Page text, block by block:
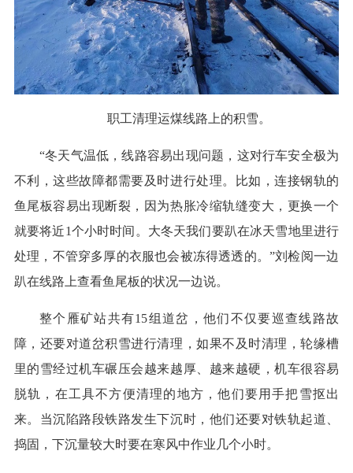
职工清理运煤线路上的积雪。
“冬天气温低，线路容易出现问题，这对行车安全极为
不利，这些故障都需要及时进行处理。比如，连接钢轨的
鱼尾板容易出现断裂，因为热胀冷缩轨缝变大，更换一个
就要将近1个小时时间。大冬天我们要趴在冰天雪地里进行
处理，不管穿多厚的衣服也会被冻得透透的。”刘检阅一边
趴在线路上查看鱼尾板的状况一边说。
整个雁矿站共有15组道岔，他们不仅要巡查线路故
障，还要对道岔积雪进行清理，如果不及时清理，轮缘槽
里的雪经过机车碾压会越来越厚、越来越硬，机车很容易
脱轨，在工具不方便清理的地方，他们要用手把雪抠出
来。当沉陷路段铁路发生下沉时，他们还要对铁轨起道、
捣固，下沉量较大时要在寒风中作业几个小时。